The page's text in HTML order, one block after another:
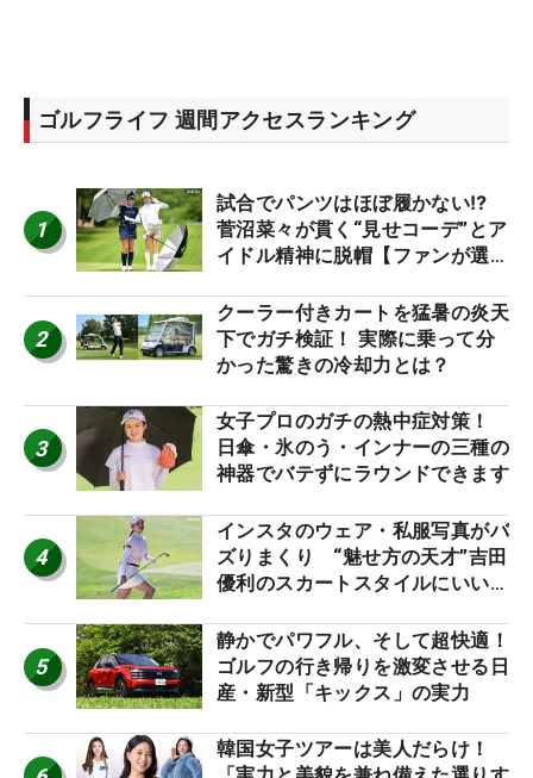
ゴルフライフ 週間アクセスランキング
1
試合でパンツはほぼ履かない⁉
菅沼菜々が貫く“見せコーデ”とア
イドル精神に脱帽【ファンが選ぶ
2
クーラー付きカートを猛暑の炎天
下でガチ検証！ 実際に乗って分
かった驚きの冷却力とは？
3
女子プロのガチの熱中症対策！
日傘・氷のう・インナーの三種の
神器でバテずにラウンドできます
4
インスタのウェア・私服写真がバ
ズりまくり “魅せ方の天才”吉田
優利のスカートスタイルにいい
5
静かでパワフル、そして超快適！
ゴルフの行き帰りを激変させる日
産・新型「キックス」の実力
韓国女子ツアーは美人だらけ！